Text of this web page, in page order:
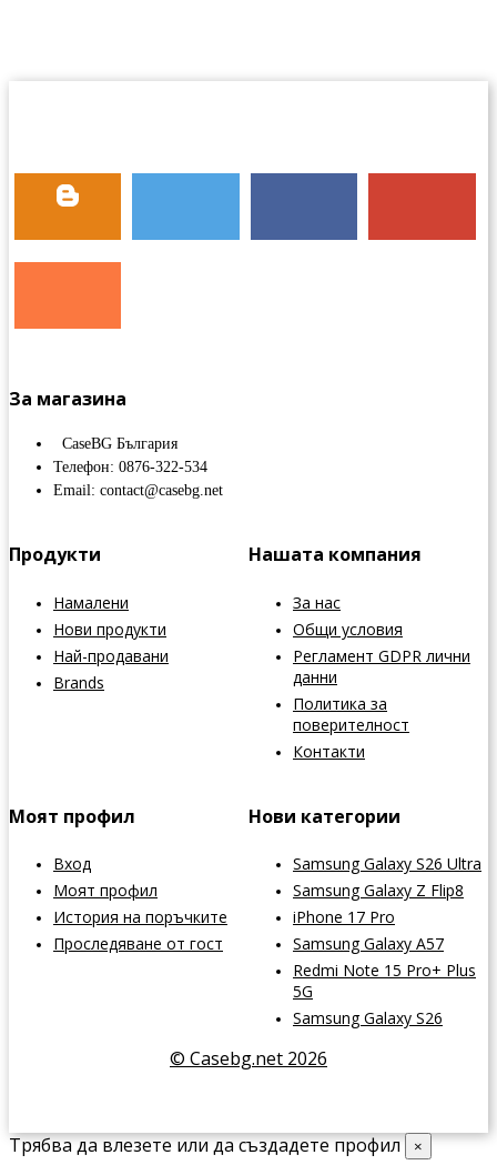
За магазина
CaseBG България
Телефон: 0876-322-534
Email: contact@casebg.net
Продукти
Намалени
Нови продукти
Най-продавани
Brands
Нашата компания
За нас
Общи условия
Регламент GDPR лични
данни
Политика за
поверителност
Контакти
Моят профил
Вход
Моят профил
История на поръчките
Проследяване от гост
Нови категории
Samsung Galaxy S26 Ultra
Samsung Galaxy Z Flip8
iPhone 17 Pro
Samsung Galaxy A57
Redmi Note 15 Pro+ Plus
5G
Samsung Galaxy S26
© Casebg.net 2026
Трябва да влезете или да създадете профил ×